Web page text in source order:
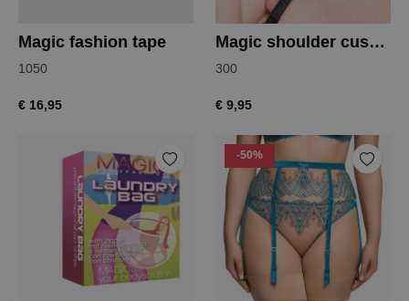
Magic fashion tape
1050
€ 16,95
Magic shoulder cushion
300
€ 9,95
-50%